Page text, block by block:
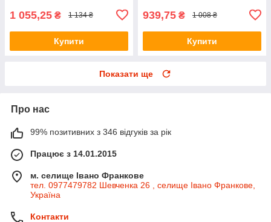
1 055,25 ₴ 1 134 ₴
Купити
939,75 ₴ 1 008 ₴
Купити
Показати ще
Про нас
99% позитивних з 346 відгуків за рік
Працює з 14.01.2015
м. селище Івано Франкове
тел. 0977479782 Шевченка 26 , селище Івано Франкове,
Україна
Контакти